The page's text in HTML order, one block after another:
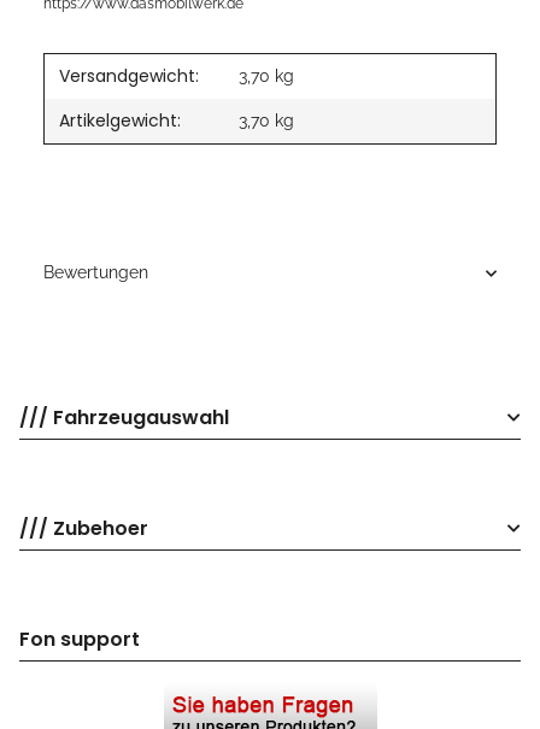
Versandgewicht: 3,70 kg
Artikelgewicht: 3,70 kg
Bewertungen
/// Fahrzeugauswahl
/// Zubehoer
Fon support